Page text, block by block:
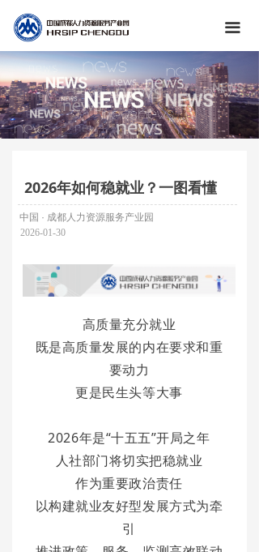
끀
2026年如何稳就业？一图看懂
2026-01-30
中国 · 成都人力资源服务产业园
高质量充分就业
既是高质量发展的内在要求和重
要动力
更是民生头等大事
2026年是“十五五”开局之年
人社部门将切实把稳就业
作为重要政治责任
以构建就业友好型发展方式为牵
引